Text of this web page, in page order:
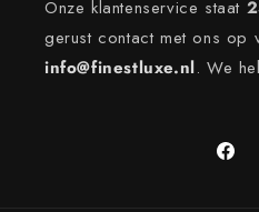
Onze klantenservice staat
gerust contact met ons op
info@finestluxe.nl. We